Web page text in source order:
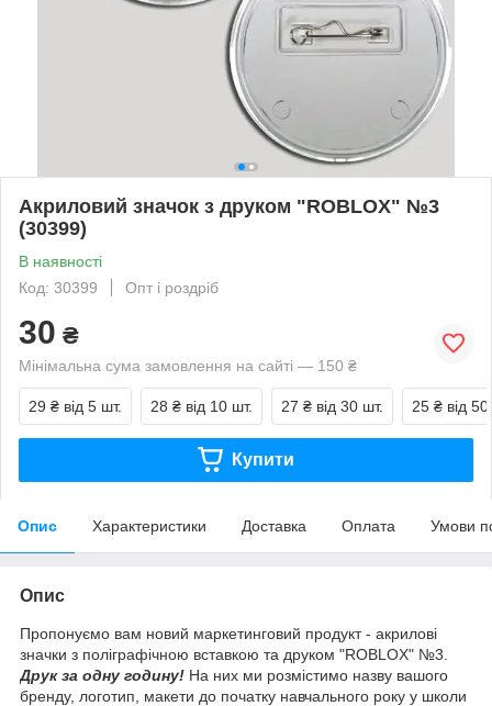
Акриловий значок з друком "ROBLOX" №3
(30399)
В наявності
Код: 30399
Опт і роздріб
30 ₴
Мінімальна сума замовлення на сайті — 150 ₴
29 ₴ від 5 шт. 28 ₴ від 10 шт. 27 ₴ від 30 шт. 25 ₴ від
Купити
Опис Характеристики Доставка Оплата Умови
Опис
Пропонуємо вам новий маркетинговий продукт - акрилові
значки з поліграфічною вставкою та друком "ROBLOX" №3.
Друк за одну годину! На них ми розмістимо назву вашого
бренду, логотип, макети до початку навчального року у школи